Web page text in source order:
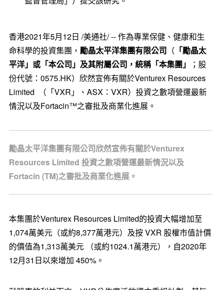
香港2021年5月12日 /美通社/ -- 作為專業保健、健康和生
命科學的投資集團， 勵晶太平洋集團有限公司 （ 「勵晶太
平洋」或「本公司」及其附屬公司，統稱「本集團」
；股
份代號：0575.HK）欣然宣佈有關於Venturex Resources
Limited （「VXR」、ASX：VXR）投資之數項營運最新
情況以及Fortacin™之審批及商業化進展。
勵晶太平洋集團有限公司欣然宣佈有關於Venturex
Resources Limited 投資之數項營運最新情況以及
Fortacin (TM)之審批及商業化進展。
本集團於Venturex Resources Limited的投資大幅增加至
1,074萬美元（或約8,377萬港元）及按 VXR 股權市值計價
的價值為1,313萬美元 （或約1024.1萬港元），自2020年
12月31日以來增加 450%。